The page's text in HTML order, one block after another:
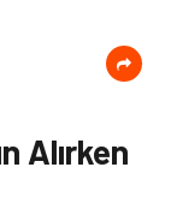
Alırken